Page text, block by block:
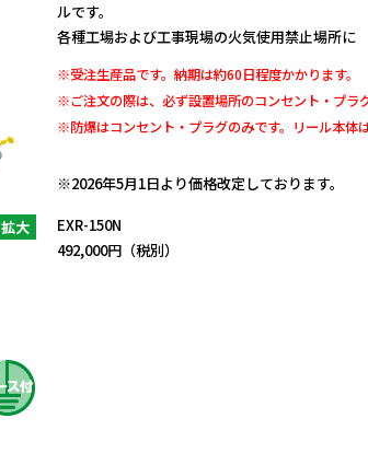
拡大
ルです。
各種工場および工事現場の火気使用禁止場所に
※受注生産品です。納期は約60日程度かかります。
※ご注文の際は、必ず設置場所のコンセント・プラ
※防爆はコンセント・プラグのみです。リール本体
※2026年5月1日より価格改定しております。
EXR-150N
492,000円（税別）